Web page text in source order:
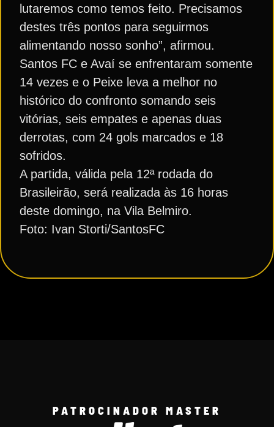
lutaremos como temos feito. Precisamos
destes três pontos para seguirmos
alimentando nosso sonho”, afirmou.
Santos FC e Avaí se enfrentaram somente
14 vezes e o Peixe leva a melhor no
histórico do confronto somando seis
vitórias, seis empates e apenas duas
derrotas, com 24 gols marcados e 18
sofridos.
A partida, válida pela 12ª rodada do
Brasileirão, será realizada às 16 horas
deste domingo, na Vila Belmiro.
Foto: Ivan Storti/SantosFC
PATROCINADOR MASTER